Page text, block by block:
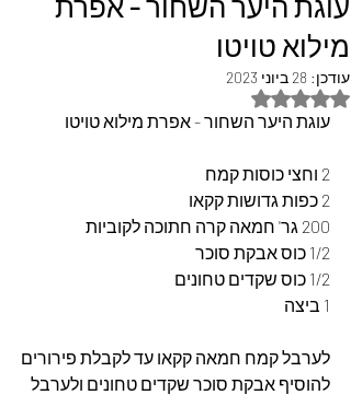
מילוא טויטו
עודכן: 28 ביוני 2023
דירוג של NaN מתוך 5 כוכבים
עוגת היער השחור - אפרת מילוא טויטו
2 וחצי כוסות קמח
2 כפות גדושות קקאו
200 גר' חמאה קרה חתוכה לקוביות
1/2 כוס אבקת סוכר
1/2 כוס שקדים טחונים
1 ביצה
לערבל קמח חמאה קקאו עד לקבלת פירורים
להוסיף אבקת סוכר שקדים טחונים ולערבל